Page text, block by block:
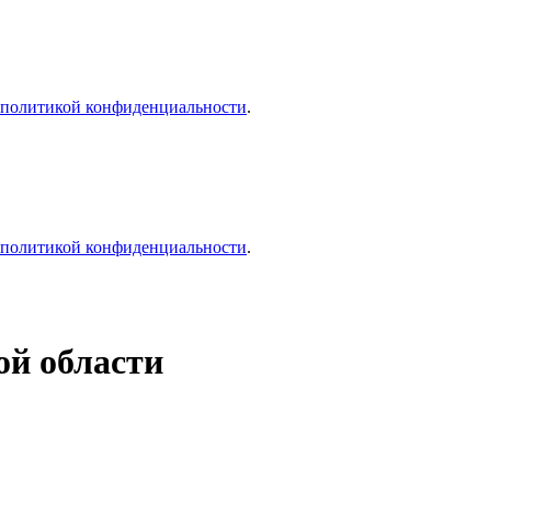
политикой конфиденциальности.
политикой конфиденциальности.
области